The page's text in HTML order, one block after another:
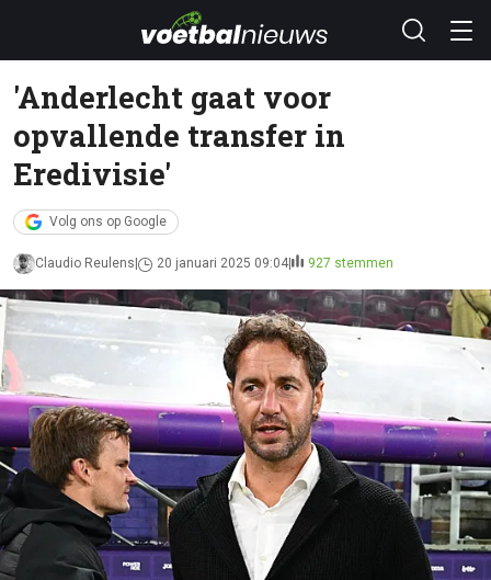
'Anderlecht gaat voor
opvallende transfer in
Eredivisie'
Volg ons op Google
Claudio Reulens 20 januari 2025 09:04 927 stemmen